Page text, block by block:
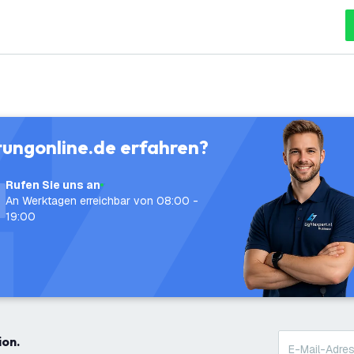
erfahren?
Rufen Sie uns an
An Werktagen erreichbar von 08:00 -
19:00